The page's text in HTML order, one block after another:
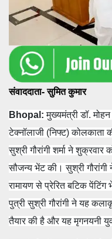
संवाददाता- सुमित कुमार
Bhopal:मुख्यमंत्री डॉ.
टेक्नॉलाजी (निफ्ट) कोलकाता
सुश्री गौरांगी शर्मा ने
सौजन्य भेंट की। सुश्री गौरांगी
रामायण से प्रेरित बटिक पेंटिंग
पुत्री सुश्री गौरांगी ने यह
तैयार की है और यह मृगनयनी